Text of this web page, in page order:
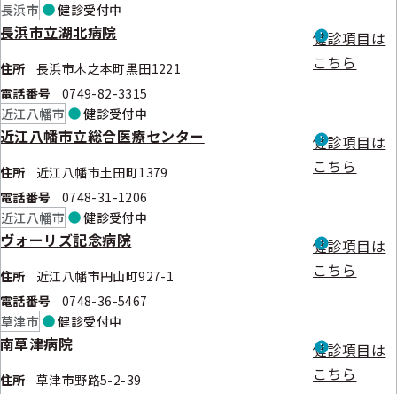
長浜市 健診受付中
長浜市立湖北病院
住所
長浜市木之本町黒田1221
電話番号
0749-82-3315
健診項目は
こちら
近江八幡市 健診受付中
近江八幡市立総合医療センター
住所
近江八幡市土田町1379
電話番号
0748-31-1206
健診項目は
こちら
近江八幡市 健診受付中
ヴォーリズ記念病院
住所
近江八幡市円山町927-1
電話番号
0748-36-5467
健診項目は
こちら
草津市 健診受付中
南草津病院
住所
草津市野路5-2-39
健診項目は
こちら